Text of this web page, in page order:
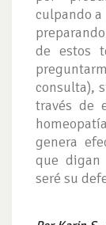
culpando
de estos
consulta),
través de
genera
que digan
seré su